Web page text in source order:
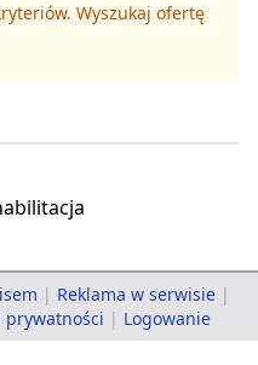
Wyszukaj ofertę
| Reklama w serwisie |
prywatności | Logowanie